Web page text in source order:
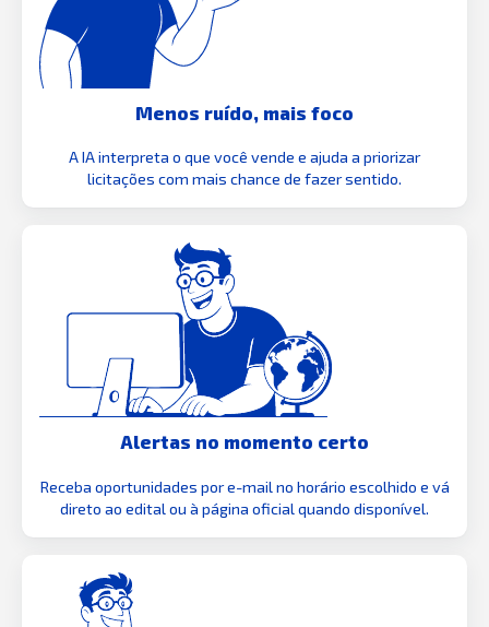
Menos ruído, mais foco
A IA interpreta o que você vende e ajuda a priorizar
licitações com mais chance de fazer sentido.
Alertas no momento certo
Receba oportunidades por e-mail no horário escolhido e vá
direto ao edital ou à página oficial quando disponível.